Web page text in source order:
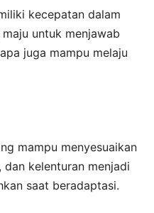
kecepatan dalam
untuk menjawab
juga mampu melaju
mampu menyesuaikan
kelenturan menjadi
saat beradaptasi.